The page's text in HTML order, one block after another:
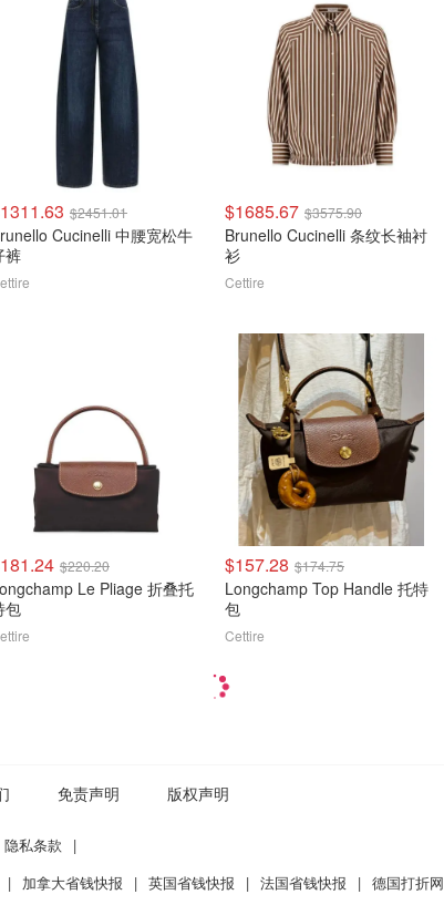
$2451.01
Cucinelli 中腰宽松牛
裤
$1685.67 $3575.90
Brunello Cucinelli 条纹长袖衬
衫
Cettire
$220.20
Le Pliage 折叠托
包
$157.28 $174.75
Longchamp Top Handle 托特
包
Cettire
免责声明 版权声明
隐私条款
|
| 加拿大省钱快报 | 英国省钱快报 | 法国省钱快报 | 德国打折网